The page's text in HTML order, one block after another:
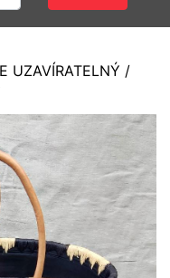
UZAVÍRATELNÝ /